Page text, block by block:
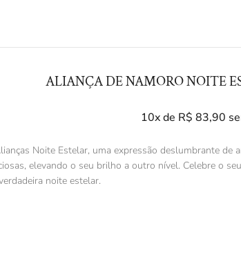
ALIANÇA DE NAMORO NOITE
10x de R$ 83,90
Noite Estelar, uma expressão deslumbrante de
elevando o seu brilho a outro nível. Celebre o
noite estelar.